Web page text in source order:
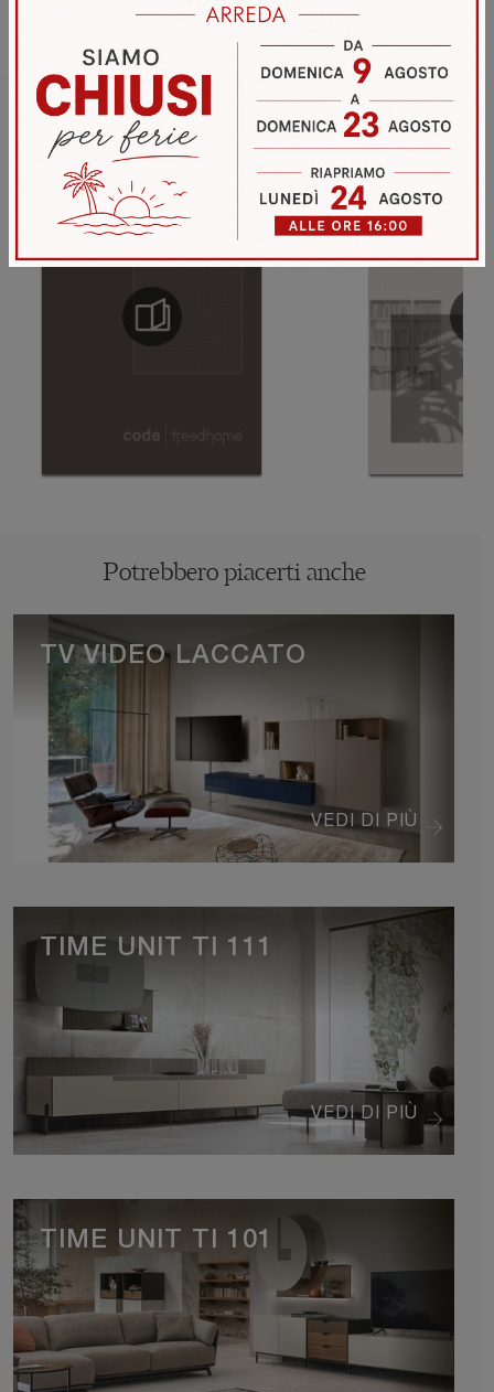
Sfoglia i cataloghi
Potrebbero piacerti anche
VEDI DI PIÙ
TV VIDEO LACCATO
VEDI DI PIÙ
TIME UNIT TI 111
TIME UNIT TI 101